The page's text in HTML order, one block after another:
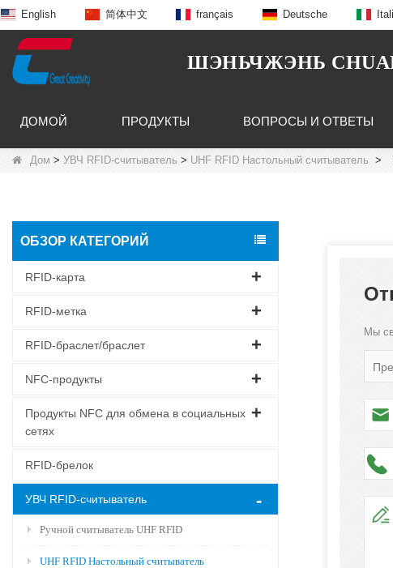
English 简体中文 français Deutsche
ШЭНЬЧЖЭНЬ
ДОМОЙ ПРОДУКТЫ ВОПРОСЫ И ОТВЕТЫ
Дом > УВЧ RFID-считыватель > UHF RFID Настольный считыватель >
ОБЗОР КАТЕГОРИЙ
RFID-карта
RFID-метка
RFID-браслет/браслет
NFC-продукты
Продукты NFC для обмена в социальных
сетях
RFID-брелок
УВЧ RFID-считыватель
Ручной считыватель UHF RFID
UHF RFID Настольный считыватель
Мы